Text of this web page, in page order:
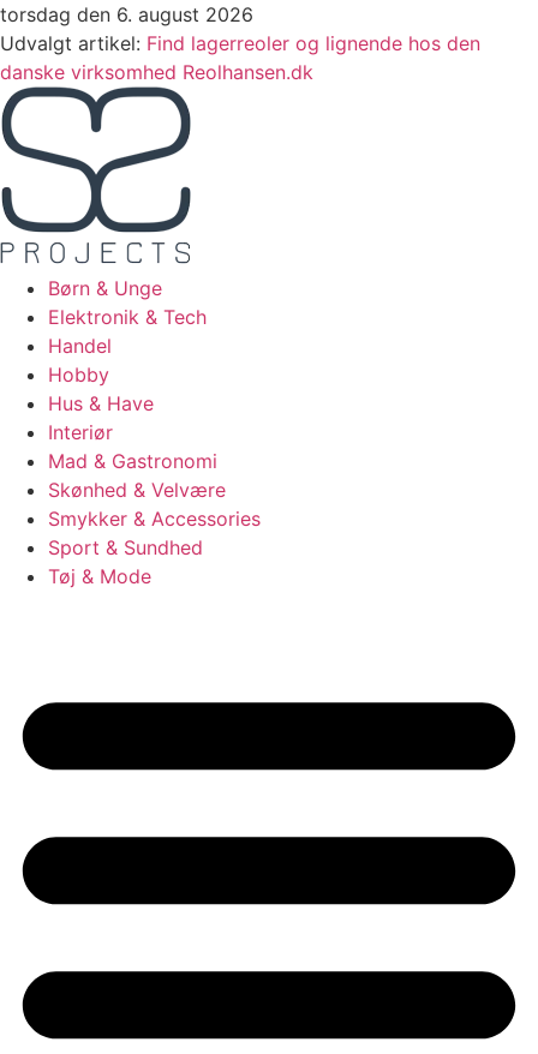
Videre
til
indhold
torsdag den 6. august 2026
Udvalgt artikel: Find lagerreoler og lignende hos den
danske virksomhed Reolhansen.dk
Børn & Unge
Elektronik & Tech
Handel
Hobby
Hus & Have
Interiør
Mad & Gastronomi
Skønhed & Velvære
Smykker & Accessories
Sport & Sundhed
Tøj & Mode